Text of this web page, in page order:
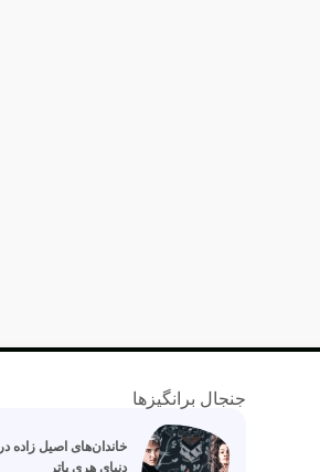
جنجال برانگیزها
خاندان‌های اصیل زاده‌ در
دنیای هری پاتر